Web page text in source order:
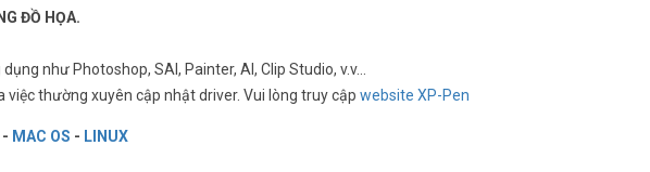
ĐỒ HỌA.
như Photoshop, SAI, Painter, AI, Clip Studio, v.v...
thường xuyên cập nhật driver. Vui lòng truy cập website XP-Pen
- MAC OS - LINUX